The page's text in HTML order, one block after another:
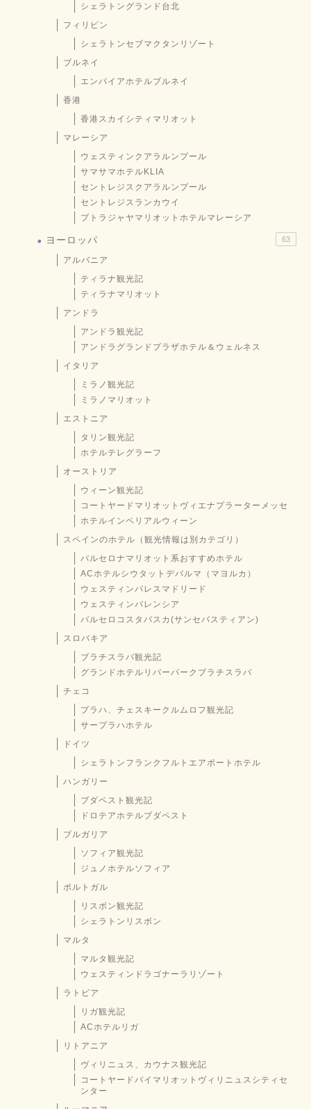
シェラトングランド台北
フィリピン
シェラトンセブマクタンリゾート
ブルネイ
エンパイアホテルブルネイ
香港
香港スカイシティマリオット
マレーシア
ウェスティンクアラルンプール
サマサマホテルKLIA
セントレジスクアラルンプール
セントレジスランカウイ
プトラジャヤマリオットホテルマレーシア
ヨーロッパ 63
アルバニア
ティラナ観光記
ティラナマリオット
アンドラ
アンドラ観光記
アンドラグランドプラザホテル＆ウェルネス
イタリア
ミラノ観光記
ミラノマリオット
エストニア
タリン観光記
ホテルテレグラーフ
オーストリア
ウィーン観光記
コートヤードマリオットヴィエナプラーターメッセ
ホテルインペリアルウィーン
スペインのホテル（観光情報は別カテゴリ）
バルセロナマリオット系おすすめホテル
ACホテルシウタットデパルマ（マヨルカ）
ウェスティンパレスマドリード
ウェスティンバレンシア
バルセロコスタバスカ(サンセバスティアン)
スロバキア
ブラチスラバ観光記
グランドホテルリバーパークブラチスラバ
チェコ
プラハ、チェスキークルムロフ観光記
サープラハホテル
ドイツ
シェラトンフランクフルトエアポートホテル
ハンガリー
ブダペスト観光記
ドロテアホテルブダペスト
ブルガリア
ソフィア観光記
ジュノホテルソフィア
ポルトガル
リスボン観光記
シェラトンリスボン
マルタ
マルタ観光記
ウェスティンドラゴナーラリゾート
ラトビア
リガ観光記
ACホテルリガ
リトアニア
ヴィリニュス、カウナス観光記
コートヤードバイマリオットヴィリニュスシティセ
ンター